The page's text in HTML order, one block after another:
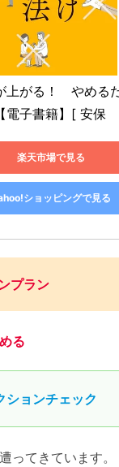
上がる！　やめる
電子書籍】[ 安保
楽天市場で見る
ショッピングで見る
プラン
る
ションチェック
ってきています。